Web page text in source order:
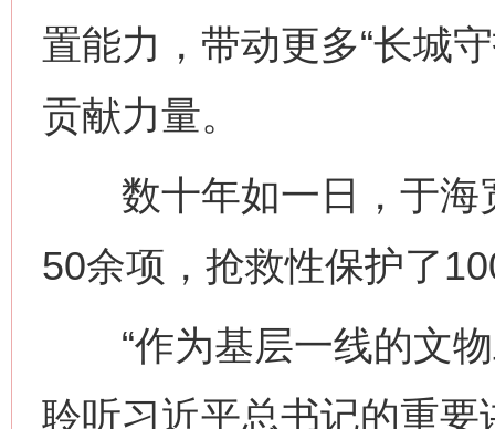
置能力，带动更多“长城
贡献力量。
数十年如一日，于海
50余项，抢救性保护了
“作为基层一线的文物
聆听习近平总书记的重